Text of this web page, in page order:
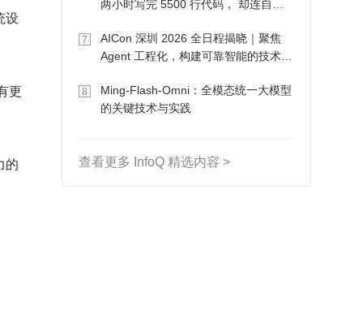
设
更
的
两小时写完 5500 行代码， 却连自己
7
AICon 深圳 2026 全日程揭晓｜聚焦
Agent 工程化，构建可靠智能的技术路
8
Ming-Flash-Omni：全模态统一大模型
的关键技术与实践
查看更多 InfoQ 精选内容 >